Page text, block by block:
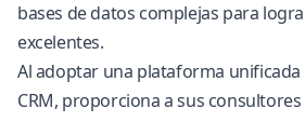
bases de datos complejas para
excelentes.
Al adoptar una plataforma unificada
CRM, proporciona a sus